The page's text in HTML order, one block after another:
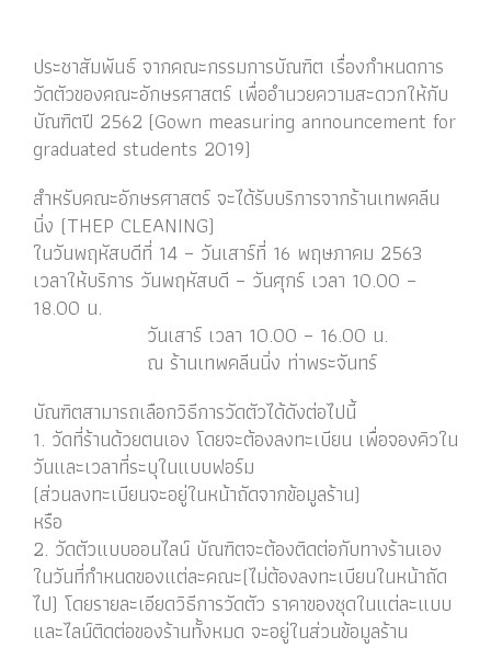
ประชาสัมพันธ์ จากคณะกรรมการบัณฑิต เรื่องกำหนดการ
วัดตัวของคณะอักษรศาสตร์ เพื่ออำนวยความสะดวกให้กับ
บัณฑิตปี 2562 (Gown measuring announcement for
graduated students 2019)
สำหรับคณะอักษรศาสตร์ จะได้รับบริการจากร้านเทพคลีน
นิ่ง (THEP CLEANING)
ในวันพฤหัสบดีที่ 14 – วันเสาร์ที่ 16 พฤษภาคม 2563
เวลาให้บริการ วันพฤหัสบดี – วันศุกร์ เวลา 10.00 –
18.00 น.
วันเสาร์ เวลา 10.00 – 16.00 น.
ณ ร้านเทพคลีนนิ่ง ท่าพระจันทร์
บัณฑิตสามารถเลือกวิธีการวัดตัวได้ดังต่อไปนี้
1. วัดที่ร้านด้วยตนเอง โดยจะต้องลงทะเบียน เพื่อจองคิวใน
วันและเวลาที่ระบุในแบบฟอร์ม
(ส่วนลงทะเบียนจะอยู่ในหน้าถัดจากข้อมูลร้าน)
หรือ
2. วัดตัวแบบออนไลน์ บัณฑิตจะต้องติดต่อกับทางร้านเอง
ในวันที่กำหนดของแต่ละคณะ(ไม่ต้องลงทะเบียนในหน้าถัด
ไป) โดยรายละเอียดวิธีการวัดตัว ราคาของชุดในแต่ละแบบ
และไลน์ติดต่อของร้านทั้งหมด จะอยู่ในส่วนข้อมูลร้าน